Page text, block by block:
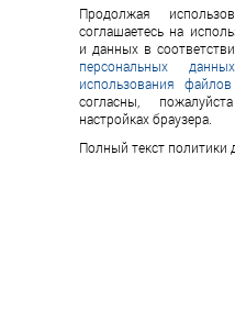
Продолжая
соглашаетесь на
и данных в
персональных данных
использования
согласны,
настройках браузера.
Полный текст политики